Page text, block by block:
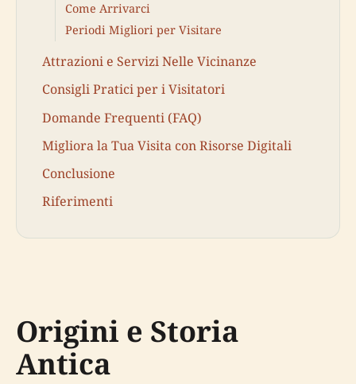
Come Arrivarci
Periodi Migliori per Visitare
Attrazioni e Servizi Nelle Vicinanze
Consigli Pratici per i Visitatori
Domande Frequenti (FAQ)
Migliora la Tua Visita con Risorse Digitali
Conclusione
Riferimenti
Origini e Storia
Antica